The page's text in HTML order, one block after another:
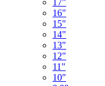
17"
16"
15"
14"
13"
12"
11"
10"